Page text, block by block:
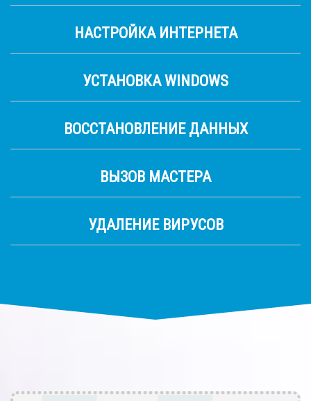
НАСТРОЙКА ИНТЕРНЕТА
УСТАНОВКА WINDOWS
ВОССТАНОВЛЕНИЕ ДАННЫХ
ВЫЗОВ МАСТЕРА
УДАЛЕНИЕ ВИРУСОВ